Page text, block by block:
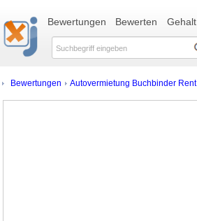
Bewertungen Bewerten Gehalt
Bewertungen Autovermietung Buchbinder Rent